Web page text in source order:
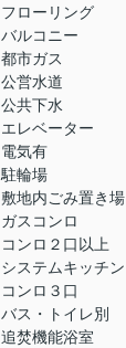
フローリング
バルコニー
都市ガス
公営水道
公共下水
エレベーター
電気有
駐輪場
敷地内ごみ置き場
ガスコンロ
コンロ２口以上
システムキッチン
コンロ３口
バス・トイレ別
追焚機能浴室